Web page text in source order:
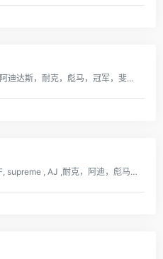
一手货源 大厂直供！！阿迪达斯，耐克，彪马，冠军，斐乐，boy，aape ，supreme ，MLB，vans ，off ，Gucci ，LV，Dior ，ck ，巴宝莉，巴黎世家，香奈儿，阿玛尼，芬迪，福神，高田贤三虎头，斯图西，匡威，克罗心，北面，汤姆布朗，纪梵希，乔丹，李宁，安德玛，等各品牌高版爆款潮服，包包，项链，戒指，香水，口红，帽，皮带，手表，耳机，配饰，等奢侈品牌！ 主供：淘宝，天猫，实体店放货，外贸订单，微商代理，档口批发，工厂订单，大量爆款，常年供货！
加拿大鹅，GUCCI, OFF, supreme , AJ ,耐克，阿迪，彪马，匡威，北面, 福神等各类潮牌包包 服装，支持免费一件代发，每日新款实拍上新。退换无忧！！！